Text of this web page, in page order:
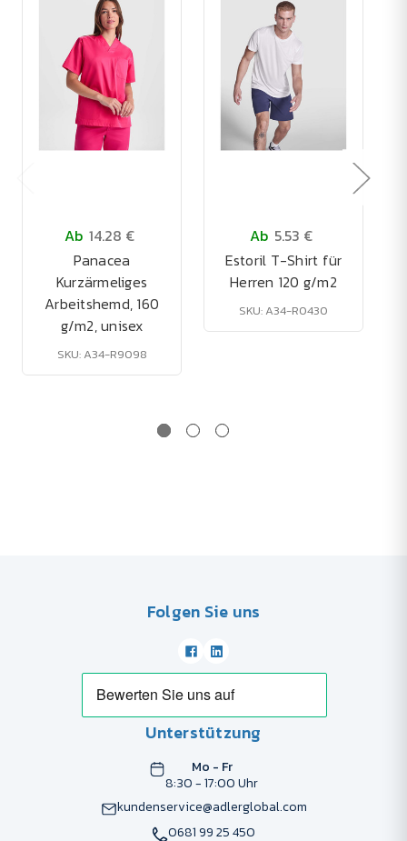
Ab 14.28 €
Panacea
Kurzärmeliges
Arbeitshemd, 160
g/m2, unisex
SKU: A34-R9098
Ab 5.53 €
Estoril T-Shirt für
Herren 120 g/m2
SKU: A34-R0430
Folgen Sie uns
Unterstützung
Mo - Fr
8:30 - 17:00 Uhr
kundenservice@adlerglobal.com
0681 99 25 450